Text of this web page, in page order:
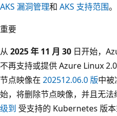
AKS 漏洞管理和 AKS 支持范围。
重要
从 2025 年 11 月 30 日开始，
不再支持或提供 Azure Linux
节点映像在 202512.06.0 版中被
始，将删除节点映像，并且无
级到 受支持的 Kubernetes 版